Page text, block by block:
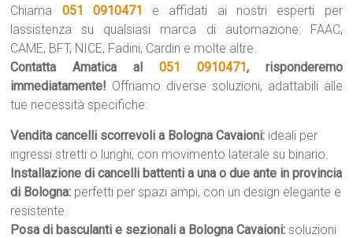
Chiama 051 0910471
e affidati ai nostri esperti per
lassistenza su qualsiasi marca di automazione: FAAC,
CAME, BFT, NICE, Fadini, Cardin e molte altre.
Contatta Amatica al 051 0910471, risponderemo
immediatamente! Offriamo diverse soluzioni, adattabili alle
tue necessità specifiche:
Vendita cancelli scorrevoli a Bologna Cavaioni: ideali per
ingressi stretti o lunghi, con movimento laterale su binario.
Installazione di cancelli battenti a una o due ante in provincia
di Bologna: perfetti per spazi ampi, con un design elegante e
resistente.
Posa di basculanti e sezionali a Bologna Cavaioni: soluzioni